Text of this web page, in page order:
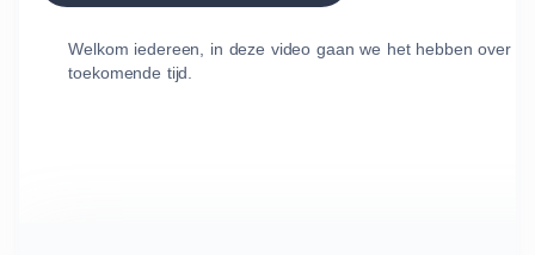
Welkom iedereen, in deze video gaan we het hebben over de
toekomende tijd.